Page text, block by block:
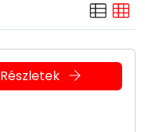
Részletek